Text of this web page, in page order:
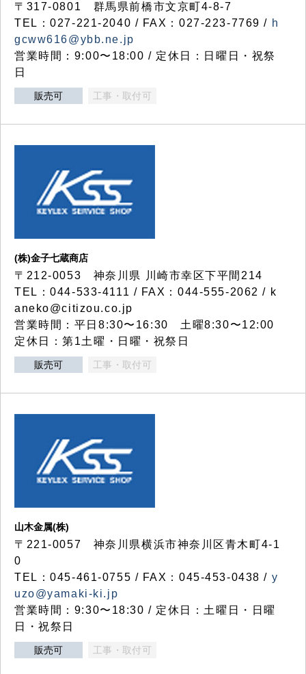
〒317‐0801 群馬県前橋市文京町4-8-7
TEL：027-221-2040 / FAX：027-223-7769 / h
gcww616@ybb.ne.jp
営業時間：9:00〜18:00 / 定休日：日曜日・祝祭
日
販売可 工事・取付可
(株)金子七蔵商店
〒212-0053 神奈川県 川崎市幸区下平間214
TEL：044-533-4111 / FAX：044-555-2062 / k
aneko@citizou.co.jp
営業時間：平日8:30〜16:30 土曜8:30〜12:00
定休日：第1土曜・日曜・祝祭日
販売可 工事・取付可
山木金属(株)
〒221-0057 神奈川県横浜市神奈川区青木町4-1
0
TEL：045-461-0755 / FAX：045-453-0438 / y
uzo@yamaki-ki.jp
営業時間：9:30〜18:30 / 定休日：土曜日・日曜
日・祝祭日
販売可 工事・取付可